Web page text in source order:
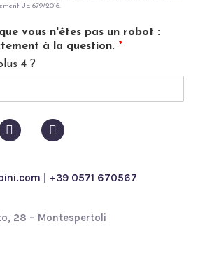
UE 679/2016.
vous n'êtes pas un robot :
à la question. *
4 ?
+39 0571 670567
28 – Montespertoli